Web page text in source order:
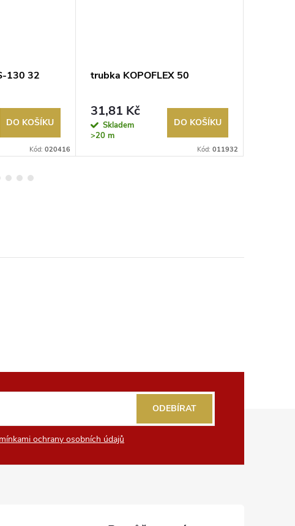
130 32
DO KOŠÍKU
Kód: 020416
trubka KOPOFLEX 50
31,81 Kč
Skladem
>20 m
DO KOŠÍKU
Kód: 011932
ochrany osobních údajů
ODEBÍRAT